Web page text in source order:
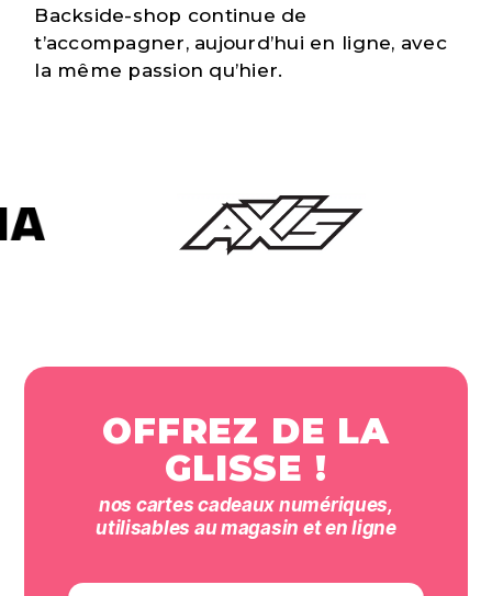
Backside-shop continue de
t’accompagner, aujourd’hui en ligne, avec
la même passion qu’hier.
OFFREZ DE LA
GLISSE !
nos cartes cadeaux numériques,
utilisables au magasin et en ligne